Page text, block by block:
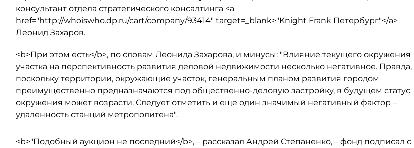
консультант отдела стратегического консалтинга <a
href="http://whoiswho.dp.ru/cart/company/93414" target=_blank>"Knight Frank Петербург"</a>
Леонид Захаров.
<b>При этом есть</b>, по словам Леонида Захарова, и минусы: "Влияние текущего окружения
участка на перспективность развития деловой недвижимости несколько негативное. Правда,
поскольку территории, окружающие участок, генеральным планом развития городом
преимущественно предназначаются под общественно-деловую застройку, в будущем статус
окружения может возрасти. Следует отметить и еще один значимый негативный фактор –
удаленность станций метрополитена".
<b>"Подобный аукцион не последний</b>, – рассказал Андрей Степаненко, – фонд подписал с